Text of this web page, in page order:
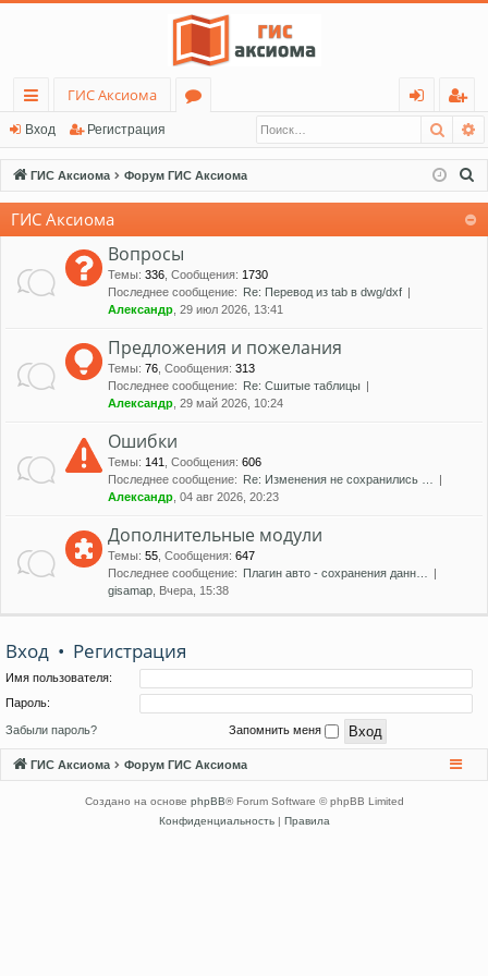
с
ы
лк
и
ГИС Аксиома
ру
м
д
ег
ис
тр
Вход Регистрация
ГИС Аксиома Форум ГИС Аксиома
ГИС Аксиома
Вопросы
Темы: 336 Сообщения: 1730
Последнее сообщение: Re: Перевод из tab в dwg/dxf
Александр , 29 июл 2026, 13:41
Предложения и пожелания
Темы: 76 Сообщения: 313
Последнее сообщение: Re: Сшитые таблицы
Александр , 29 май 2026, 10:24
Ошибки
Темы: 141 Сообщения: 606
Последнее сообщение: Re: Изменения не сохранились …
Александр , 04 авг 2026, 20:23
Дополнительные модули
Темы: 55 Сообщения: 647
Последнее сообщение: Плагин авто - сохранения данн…
gisamap , Вчера, 15:38
Вход • Регистрация
Имя пользователя:
Пароль:
Забыли пароль? Запомнить меня
ГИС Аксиома Форум ГИС Аксиома
Создано на основе phpBB® Forum Software © phpBB Limited
Конфиденциальность| Правила